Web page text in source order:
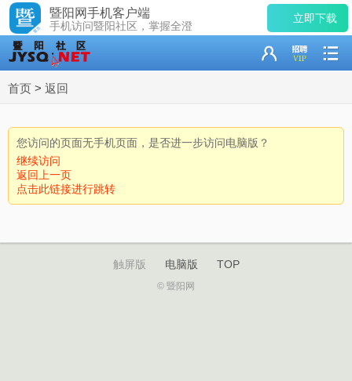
暨阳网手机客户端
手机访问暨阳社区，掌握全澄
立即下载
首页 > 返回
您访问的页面无手机页面，是否进一步访问电脑版？
继续访问
返回上一页
点击此链接进行跳转
触屏版 电脑版 TOP
© 暨阳网